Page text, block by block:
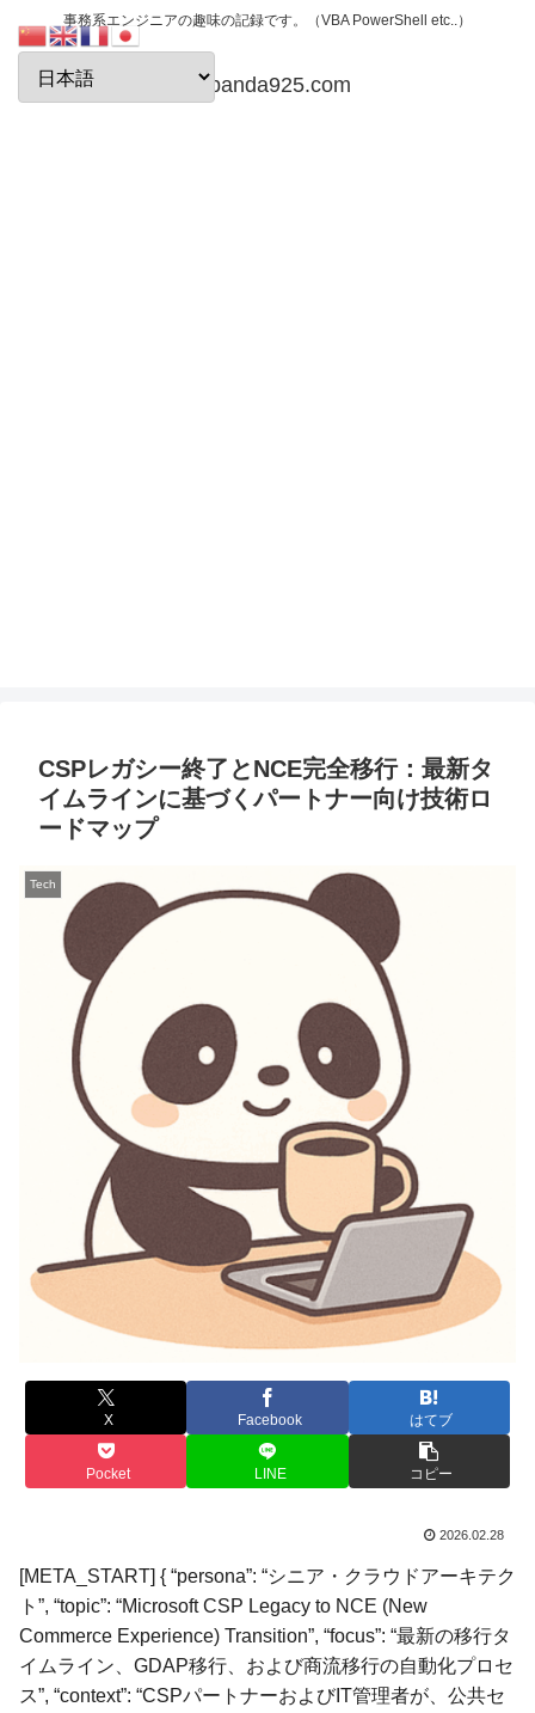
事務系エンジニアの趣味の記録です。（VBA PowerShell etc..）
papanda925.com
CSPレガシー終了とNCE完全移行：最新タ
イムラインに基づくパートナー向け技術ロ
ードマップ
Tech
X Facebook はてブ
Pocket LINE コピー
2026.02.28
[META_START] { “persona”: “シニア・クラウドアーキテク
ト”, “topic”: “Microsoft CSP Legacy to NCE (New
Commerce Experience) Transition”, “focus”: “最新の移行タ
イムライン、GDAP移行、および商流移行の自動化プロセ
ス”, “context”: “CSPパートナーおよびIT管理者が、公共セ